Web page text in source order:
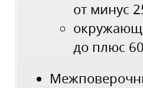
от минус
до плюс